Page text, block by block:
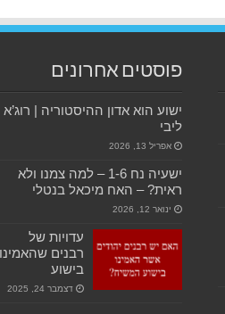
פוסטים אחרונים
ישוע הוא אדון ההיסטוריה | רוג’א
ליבי
אפריל 13, 2026
ישעיה נח 1-6 – למה צמנו ולא
ראית? – האח מיכאל בנטלי
ינואר 12, 2026
עדויות של
רבנים שהאמינו
בישוע
דצמבר 24, 2025